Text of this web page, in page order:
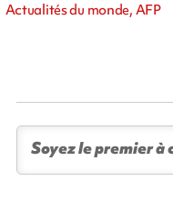
Actualités du monde, AFP